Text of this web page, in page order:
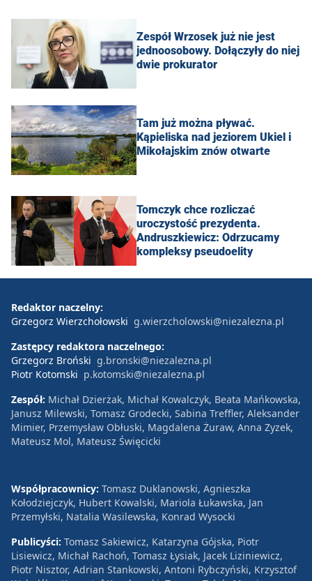
Zespół Wrzosek już nie jest
jednoosobowy. Dołączyły do niej
dwie prokurator
Tam już można pływać.
Kąpieliska nad jeziorem Ukiel i
Mikołajskim znów otwarte
Tomczyk chce rozliczać
uroczystość prezydenta.
Andruszkiewicz: Odrzucamy
kompleksy pseudoelity
Redaktor naczelny:
Grzegorz Wierzchołowski g.wierzcholowski@niezalezna.pl
Zastępcy redaktora naczelnego:
Grzegorz Broński g.bronski@niezalezna.pl
Piotr Kotomski p.kotomski@niezalezna.pl
Zespół: Michał Dzierżak, Michał Kowalczyk, Beata Mańkowska,
Janusz Milewski, Tomasz Grodecki, Sabina Treffler, Aleksander
Mimier, Przemysław Obłuski, Magdalena Żuraw, Anna Zyzek,
Mateusz Mol, Mateusz Święcicki
Współpracownicy: Tomasz Duklanowski, Agnieszka
Kołodziejczyk, Hubert Kowalski, Mariola Łukawska, Jan
Przemyłski, Natalia Wasilewska, Konrad Wysocki
Publicyści: Tomasz Sakiewicz, Katarzyna Gójska, Piotr
Lisiewicz, Michał Rachoń, Tomasz Łysiak, Jacek Liziniewicz,
Piotr Nisztor, Adrian Stankowski, Antoni Rybczyński, Krzysztof